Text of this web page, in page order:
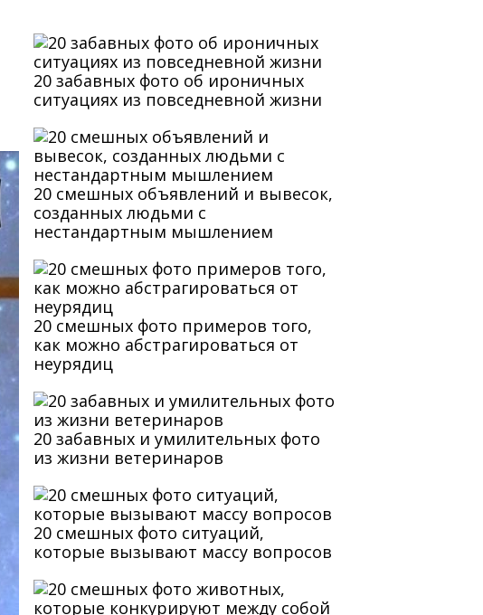
20 забавных фото об ироничных
ситуациях из повседневной жизни
20 смешных объявлений и вывесок,
созданных людьми с
нестандартным мышлением
20 смешных фото примеров того,
как можно абстрагироваться от
неурядиц
20 забавных и умилительных фото
из жизни ветеринаров
20 смешных фото ситуаций,
которые вызывают массу вопросов